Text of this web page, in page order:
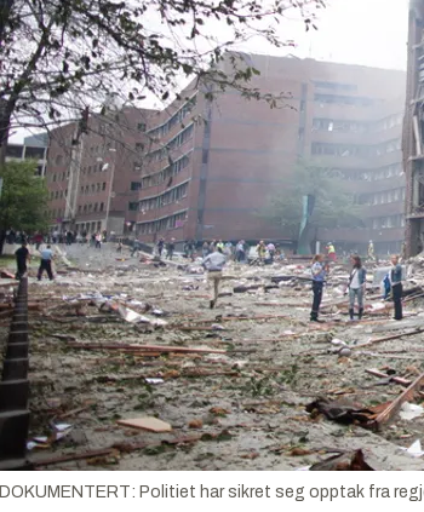
DOKUMENTERT: Politiet har sikret seg opptak fra